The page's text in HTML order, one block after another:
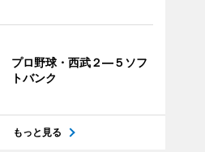
プロ野球・西武２―５ソフ
トバンク
もっと見る